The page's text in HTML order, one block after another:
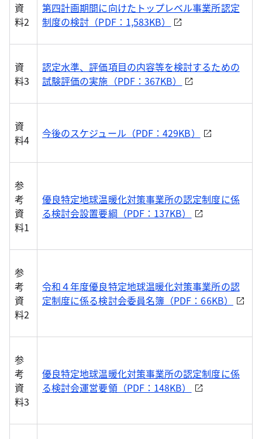
資
料2
第四計画期間に向けたトップレベル事業所認定
制度の検討（PDF：1,583KB）
資
料3
認定水準、評価項目の内容等を検討するための
試験評価の実施（PDF：367KB）
資
料4
今後のスケジュール（PDF：429KB）
参
考
資
料1
優良特定地球温暖化対策事業所の認定制度に係
る検討会設置要綱（PDF：137KB）
参
考
資
料2
令和４年度優良特定地球温暖化対策事業所の認
定制度に係る検討会委員名簿（PDF：66KB）
参
考
資
料3
優良特定地球温暖化対策事業所の認定制度に係
る検討会運営要領（PDF：148KB）